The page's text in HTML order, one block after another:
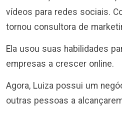
vídeos para redes sociais.
tornou consultora de
Ela usou suas habilidades
empresas a crescer online.
Agora, Luiza possui um
outras pessoas a